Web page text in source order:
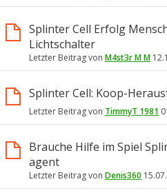
Splinter Cell Erfolg
Lichtschalter
Letzter Beitrag von M4st3r M M
Splinter Cell: Koop-
Letzter Beitrag von TimmyT 1981
Brauche Hilfe im Spiel
agent
Letzter Beitrag von Denis360